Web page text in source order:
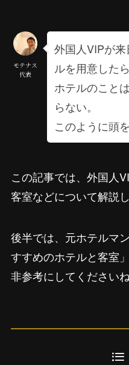
モテナス
代表
外国人VIPが
ルを用意した
ホテルのこと
らない。
このように頭
この記事では、外国人
客室などについて解説
後半では、元ホテルマ
すすめのホテルと客室
非参考にしてくださいね